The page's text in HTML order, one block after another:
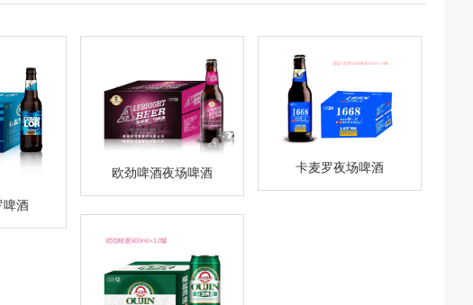
啤酒
欧劲啤酒夜场啤酒 卡麦罗夜场啤酒